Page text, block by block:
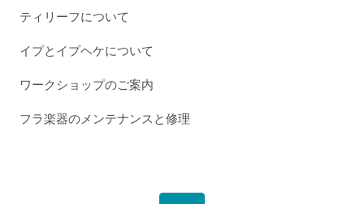
ティリーフについて
イプとイプヘケについて
ワークショップのご案内
フラ楽器のメンテナンスと修理